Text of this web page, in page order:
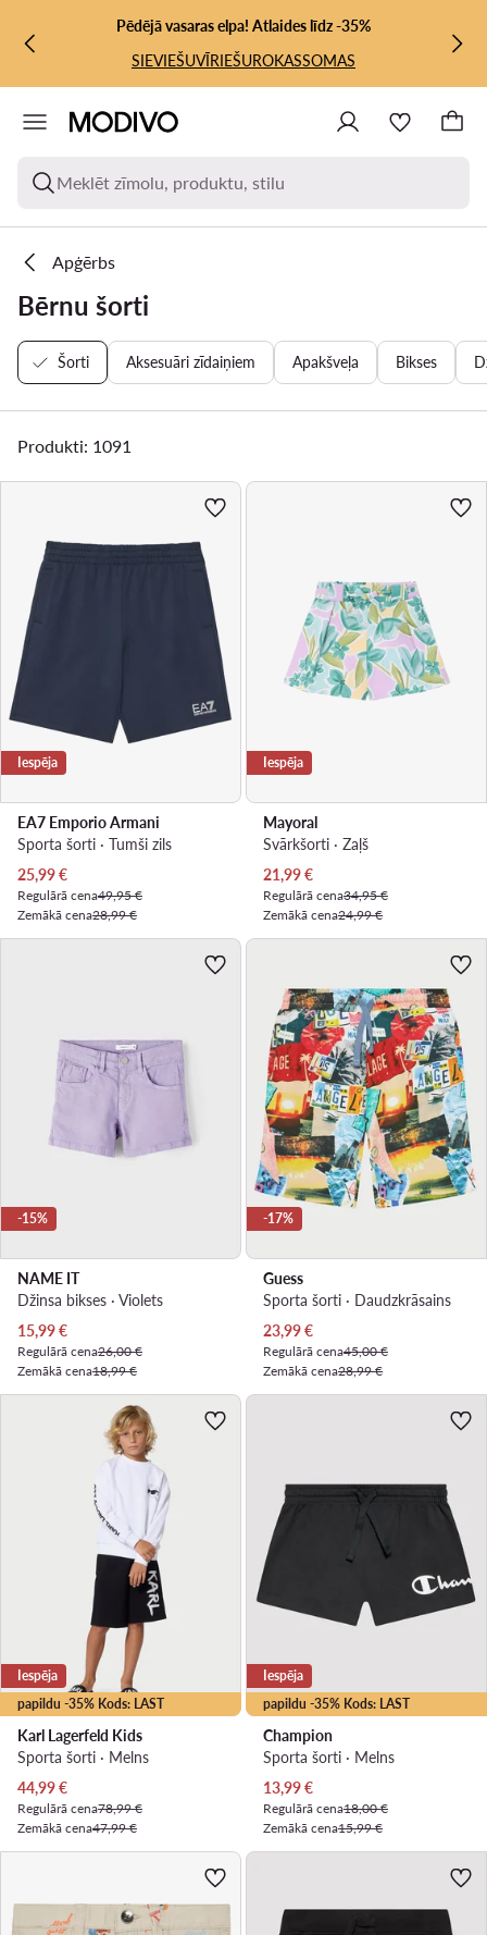
PĀRIET UZ GALVENO SATURU
PĀRIET UZ MEKLĒŠANUPēdējā vasaras elpa! Atlaides līdz -35%
SIEVIEŠUVĪRIEŠUROKASSOMAS
Meklēt zīmolu, produktu, stilu
Apģērbs
Bērnu šorti
Šorti Aksesuāri zīdaiņiem Apakšveļa Bikses
Produkti: 1091
Iespēja
EA7 Emporio Armani
Sporta šorti · Tumši zils
Pašreizējā cena
25,99€
Regulārā cena49,95 €
Zemākā cena28,99 €
Iespēja
Mayoral
Svārkšorti · Zaļš
Pašreizējā cena
21,99€
Regulārā cena34,95 €
Zemākā cena24,99 €
-15%
NAME IT
Džinsa bikses · Violets
Pašreizējā cena
15,99€
Regulārā cena26,00 €
Zemākā cena18,99 €
-17%
Guess
Sporta šorti · Daudzkrāsains
Pašreizējā cena
23,99€
Regulārā cena45,00 €
Zemākā cena28,99 €
papildu -35% Kods: LAST
Iespēja
Karl Lagerfeld Kids
Sporta šorti · Melns
Pašreizējā cena
44,99€
Regulārā cena78,99 €
Zemākā cena47,99 €
papildu -35% Kods: LAST
Iespēja
Champion
Sporta šorti · Melns
Pašreizējā cena
13,99€
Regulārā cena18,00 €
Zemākā cena15,99 €